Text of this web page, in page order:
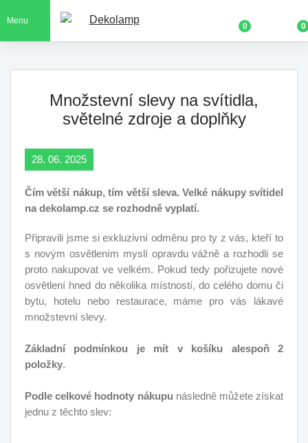
Menu
0 0
Množstevní slevy na svítidla,
světelné zdroje a doplňky
28. 06. 2025
Čím větší nákup, tím větší sleva. Velké nákupy svítidel
na dekolamp.cz se rozhodně vyplatí.
Připravili jsme si exkluzivní odměnu pro ty z vás, kteří to
s novým osvětlením myslí opravdu vážně a rozhodli se
proto nakupovat ve velkém. Pokud tedy pořizujete nové
osvětlení hned do několika místností, do celého domu či
bytu, hotelu nebo restaurace, máme pro vás lákavé
množstevní slevy.
Základní podmínkou je mít v košíku alespoň 2
položky.
Podle celkové hodnoty nákupu následně můžete získat
jednu z těchto slev: